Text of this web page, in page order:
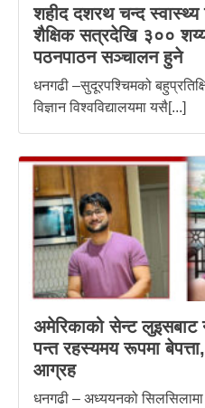
शहीद दशरथ चन्द स्वास्थ्य
शैक्षिक सत्रदेखि ३००
पठनपाठन सञ्चालन हुने
धनगढी –सुदूरपश्चिमको
विज्ञान विश्वविद्यालयमा यसै[...]
अमेरिकाको सेन्ट लुइसबाट
पन्त रहस्यमय रूपमा
आग्रह
धनगढी – अध्ययनको